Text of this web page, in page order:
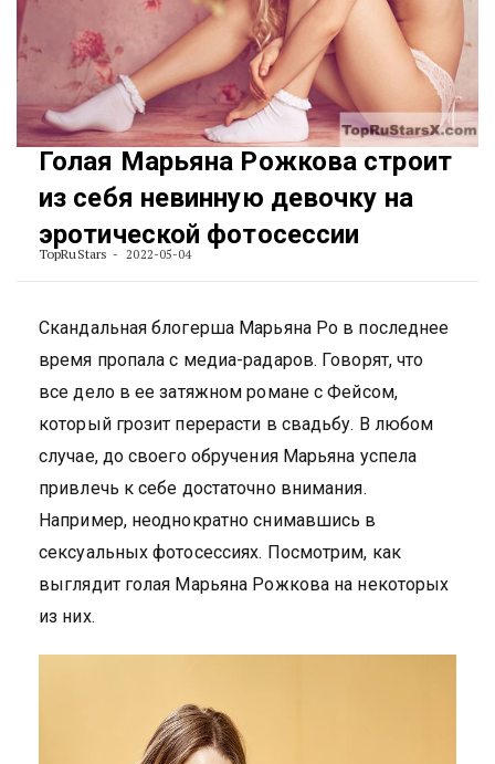
Голая Марьяна Рожкова строит
из себя невинную девочку на
эротической фотосессии
TopRuStars 2022-05-04
Скандальная блогерша Марьяна Ро в последнее
время пропала с медиа-радаров. Говорят, что
все дело в ее затяжном романе с Фейсом,
который грозит перерасти в свадьбу. В любом
случае, до своего обручения Марьяна успела
привлечь к себе достаточно внимания.
Например, неоднократно снимавшись в
сексуальных фотосессиях. Посмотрим, как
выглядит голая Марьяна Рожкова на некоторых
из них.